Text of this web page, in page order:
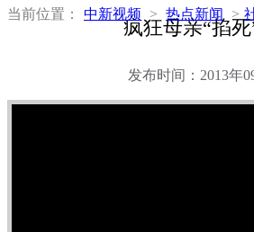
当前位置： 中新视频 > 热点新闻 >
疯狂母亲“掐
发布时间：2013年